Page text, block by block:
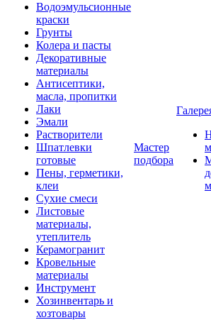
Водоэмульсионные
краски
Грунты
Колера и пасты
Декоративные
материалы
Антисептики,
масла, пропитки
Лаки
Эмали
Растворители
Шпатлевки
готовые
Пены, герметики,
клеи
Сухие смеси
Листовые
материалы,
утеплитель
Керамогранит
Кровельные
материалы
Инструмент
Хозинвентарь и
хозтовары
Мастер
подбора